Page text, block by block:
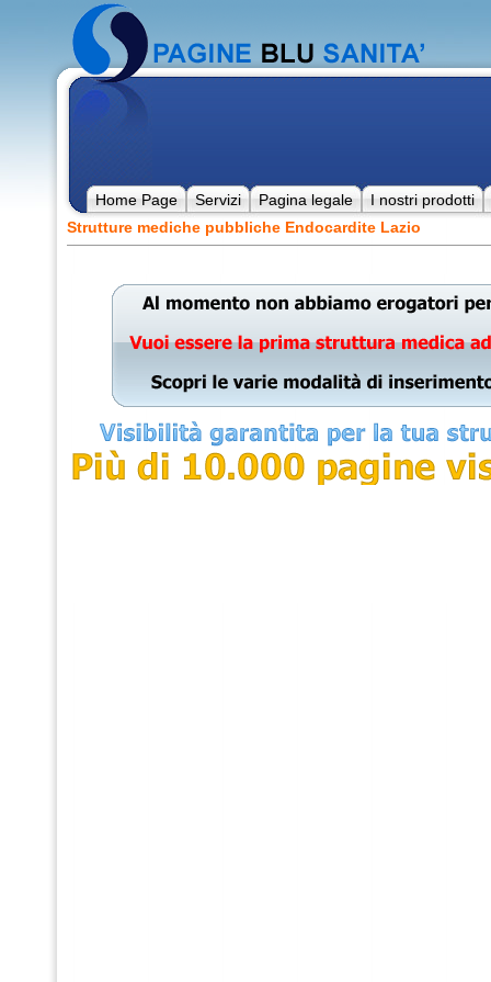
Home Page Servizi Pagina legale
I nostri prodotti
Strutture mediche pubbliche Endocardite Lazio